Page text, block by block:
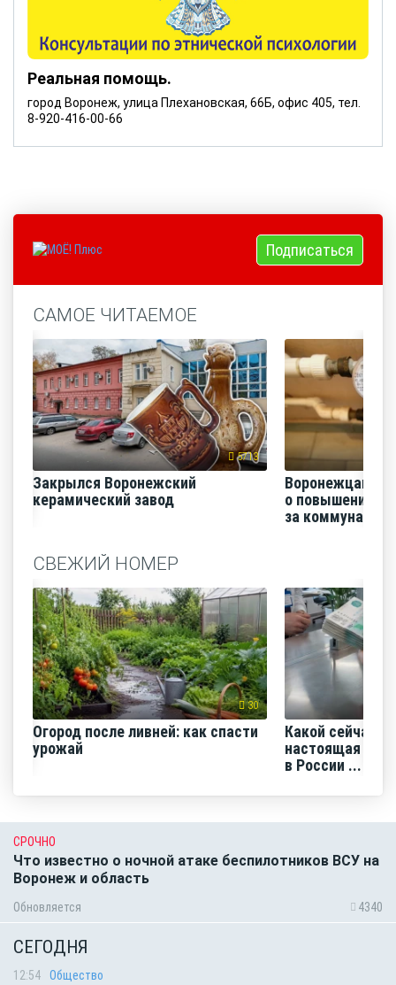
Реальная помощь.
город Воронеж, улица Плехановская, 66Б, офис 405, тел.
8-920-416-00-66
Подписаться
САМОЕ ЧИТАЕМОЕ
5713
Закрылся Воронежский
керамический завод
Воронежцам
о повышении
за
СВЕЖИЙ НОМЕР
30
Огород после ливней: как спасти
урожай
Какой сейчас
настоящая
в России ...
СРОЧНО
Что известно о ночной атаке беспилотников ВСУ на
Воронеж и область
Обновляется 4340
СЕГОДНЯ
12:54 Общество